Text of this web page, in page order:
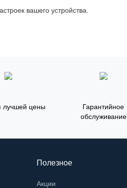
вашего устройства.
лучшей цены
Гарантийное
обслуживание
Полезное
Акции